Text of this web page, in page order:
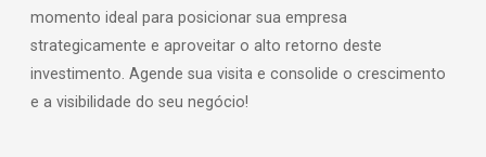
momento ideal para posicionar sua empresa
strategicamente e aproveitar o alto retorno deste
investimento. Agende sua visita e consolide o crescimento
e a visibilidade do seu negócio!